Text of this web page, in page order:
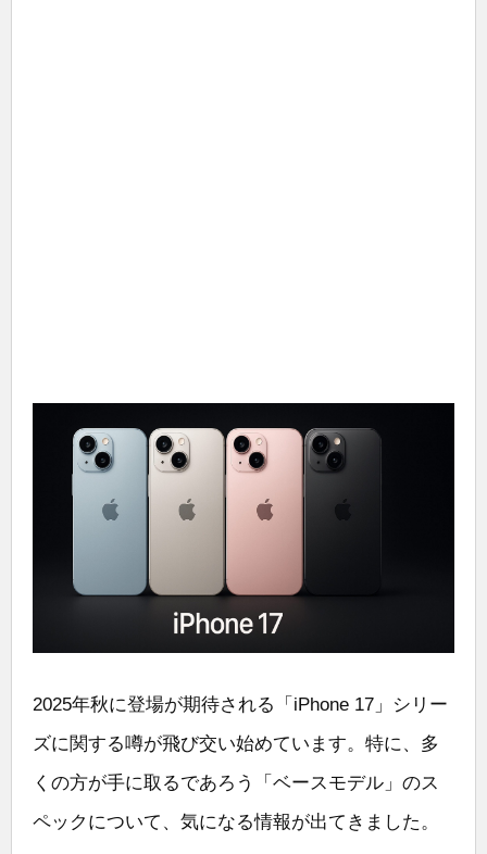
2025年秋に登場が期待される「iPhone 17」シリー
ズに関する噂が飛び交い始めています。特に、多
くの方が手に取るであろう「ベースモデル」のス
ペックについて、気になる情報が出てきました。